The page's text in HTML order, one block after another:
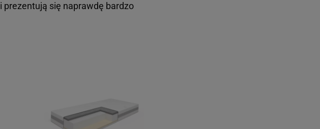
i prezentują się naprawdę bardzo